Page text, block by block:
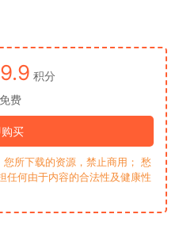
9.9 积分
费
买
所下载的资源，禁止商用； 愁
任何由于内容的合法性及健康性